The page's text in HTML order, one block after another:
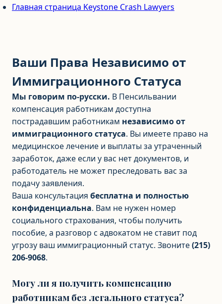
Главная страница Keystone Crash Lawyers
Ваши Права Независимо от
Иммиграционного Статуса
Мы говорим по-русски. В Пенсильвании
компенсация работникам доступна
пострадавшим работникам независимо от
иммиграционного статуса. Вы имеете право на
медицинское лечение и выплаты за утраченный
заработок, даже если у вас нет документов, и
работодатель не может преследовать вас за
подачу заявления.
Ваша консультация бесплатна и полностью
конфиденциальна. Вам не нужен номер
социального страхования, чтобы получить
пособие, а разговор с адвокатом не ставит под
угрозу ваш иммиграционный статус. Звоните(215)
206-9068.
Могу ли я получить компенсацию
работникам без легального статуса?